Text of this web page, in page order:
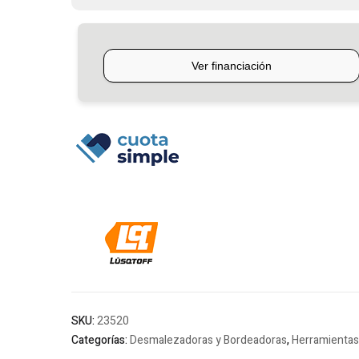
SKU:23520
Categorías:Desmalezadoras y Bordeadoras,